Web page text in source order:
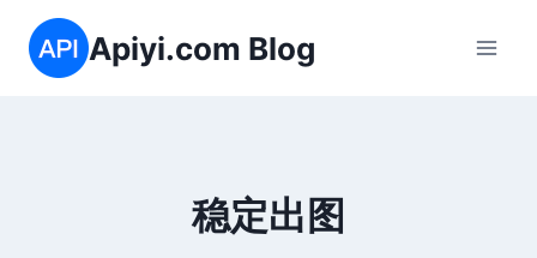
Apiyi.com Blog
稳定出图